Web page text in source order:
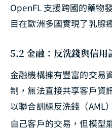
OpenFL 支援跨國的藥物
目在歐洲多國實現了乳腺
5.2 金融：反洗錢與信用
金融機構擁有豐富的交易
制，無法直接共享客戶資
以聯合訓練反洗錢（AML
自己客戶的交易，但模型